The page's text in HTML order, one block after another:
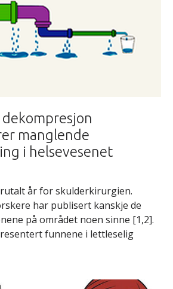
manglende
i helsevesenet
år for skulderkirurgien.
har publisert kanskje de
på området noen sinne [1,2].
funnene i lettleselig